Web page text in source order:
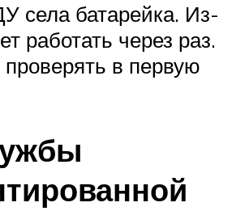
села батарейка. Из-
работать через раз.
в первую